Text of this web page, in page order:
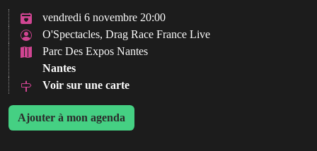
vendredi 6 novembre 20:00
O'Spectacles, Drag Race France Live
Parc Des Expos Nantes
Nantes
Voir sur une carte
Ajouter à mon agenda